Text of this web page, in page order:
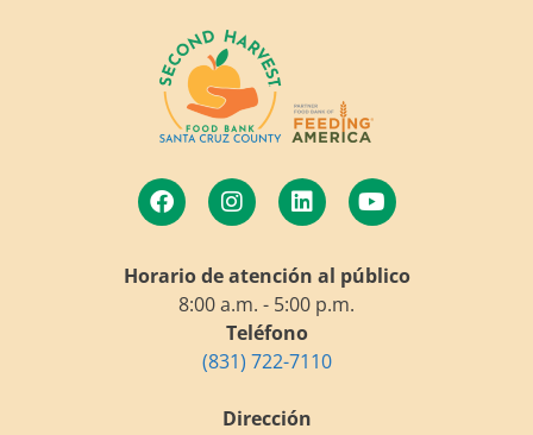
Horario de atención al público
8:00 a.m. - 5:00 p.m.
Teléfono
(831) 722-7110
Dirección